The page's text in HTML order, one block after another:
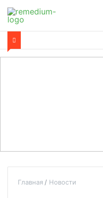
Главная Новости